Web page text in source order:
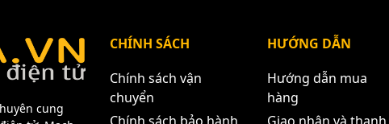
cung
CHÍNH SÁCH
Chính sách vận
chuyển
HƯỚNG DẪN
Hướng dẫn mua
hàng